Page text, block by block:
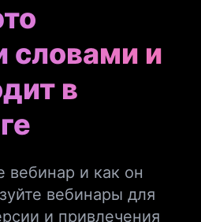
словами и
в
вебинар и как он
вебинары для
и привлечения